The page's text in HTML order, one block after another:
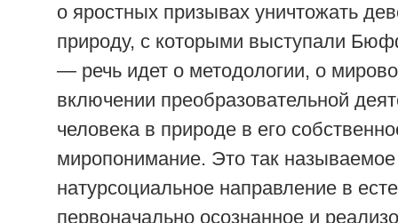
о яростных призывах уничтожать
природу, с которыми выступали
— речь идет о методологии, о
включении преобразовательной
человека в природе в его
миропонимание. Это так называемое
натурсоциальное направление в
первоначально осознанное и